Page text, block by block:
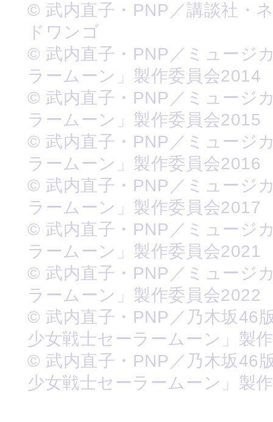
© 武内直子・PNP／講談社・
ドワンゴ
© 武内直子・PNP／ミュージ
ラームーン」製作委員会2014
© 武内直子・PNP／ミュージ
ラームーン」製作委員会2015
© 武内直子・PNP／ミュージ
ラームーン」製作委員会2016
© 武内直子・PNP／ミュージ
ラームーン」製作委員会2017
© 武内直子・PNP／ミュージ
ラームーン」製作委員会2021
© 武内直子・PNP／ミュージ
ラームーン」製作委員会2022
© 武内直子・PNP／乃木坂46
少女戦士セーラームーン」製
© 武内直子・PNP／乃木坂46
少女戦士セーラームーン」製